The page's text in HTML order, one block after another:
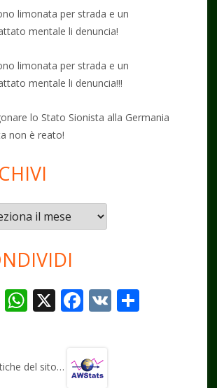
limonata per strada e un
mentale li denuncia!
limonata per strada e un
mentale li denuncia!!!
lo Stato Sionista alla Germania
non è reato!
T
gr
W
s
X F
b
V
del sito…